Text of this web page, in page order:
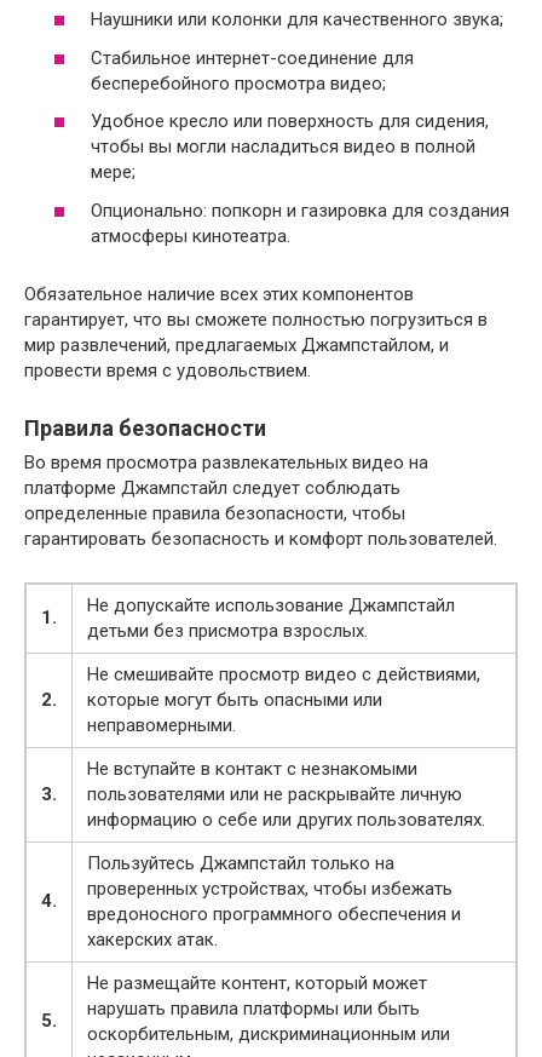
Наушники или колонки для качественного звука;
Стабильное интернет-соединение для
бесперебойного просмотра видео;
Удобное кресло или поверхность для сидения,
чтобы вы могли насладиться видео в полной
мере;
Опционально: попкорн и газировка для создания
атмосферы кинотеатра.
Обязательное наличие всех этих компонентов
гарантирует, что вы сможете полностью погрузиться в
мир развлечений, предлагаемых Джампстайлом, и
провести время с удовольствием.
Правила безопасности
Во время просмотра развлекательных видео на
платформе Джампстайл следует соблюдать
определенные правила безопасности, чтобы
гарантировать безопасность и комфорт пользователей.
1.
Не допускайте использование Джампстайл
детьми без присмотра взрослых.
2.
Не смешивайте просмотр видео с действиями,
которые могут быть опасными или
неправомерными.
3.
Не вступайте в контакт с незнакомыми
пользователями или не раскрывайте личную
информацию о себе или других пользователях.
4.
Пользуйтесь Джампстайл только на
проверенных устройствах, чтобы избежать
вредоносного программного обеспечения и
хакерских атак.
5.
Не размещайте контент, который может
нарушать правила платформы или быть
оскорбительным, дискриминационным или